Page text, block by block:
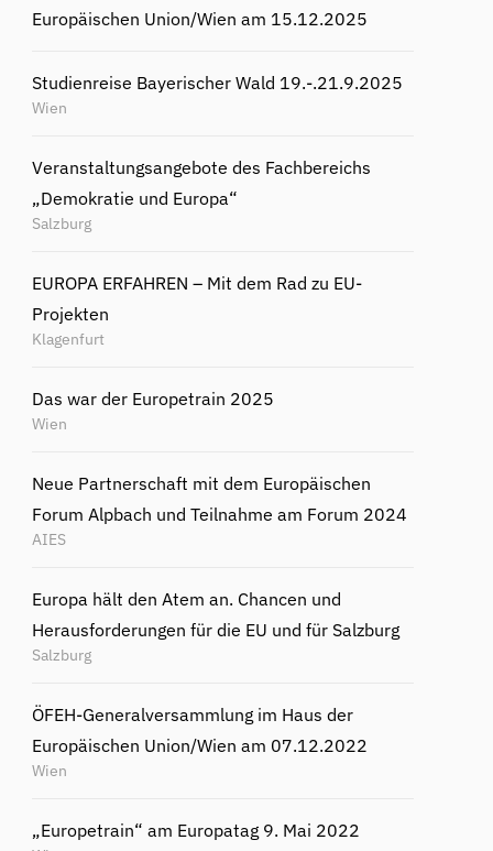
Europäischen Union/Wien am 15.12.2025
Studienreise Bayerischer Wald 19.-.21.9.2025
Wien
Veranstaltungsangebote des Fachbereichs
„Demokratie und Europa“
Salzburg
EUROPA ERFAHREN – Mit dem Rad zu EU-
Projekten
Klagenfurt
Das war der Europetrain 2025
Wien
Neue Partnerschaft mit dem Europäischen
Forum Alpbach und Teilnahme am Forum 2024
AIES
Europa hält den Atem an. Chancen und
Herausforderungen für die EU und für Salzburg
Salzburg
ÖFEH-Generalversammlung im Haus der
Europäischen Union/Wien am 07.12.2022
Wien
„Europetrain“ am Europatag 9. Mai 2022